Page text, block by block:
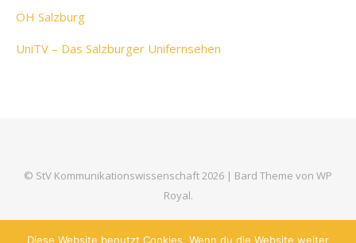
ÖH Salzburg
UniTV – Das Salzburger Unifernsehen
© StV Kommunikationswissenschaft 2026 | Bard Theme von WP
Royal.
Diese Website benutzt Cookies. Wenn du die Website weiter